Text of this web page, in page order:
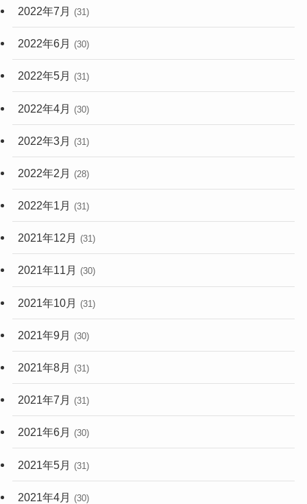
2022年7月 (31)
2022年6月 (30)
2022年5月 (31)
2022年4月 (30)
2022年3月 (31)
2022年2月 (28)
2022年1月 (31)
2021年12月 (31)
2021年11月 (30)
2021年10月 (31)
2021年9月 (30)
2021年8月 (31)
2021年7月 (31)
2021年6月 (30)
2021年5月 (31)
2021年4月 (30)